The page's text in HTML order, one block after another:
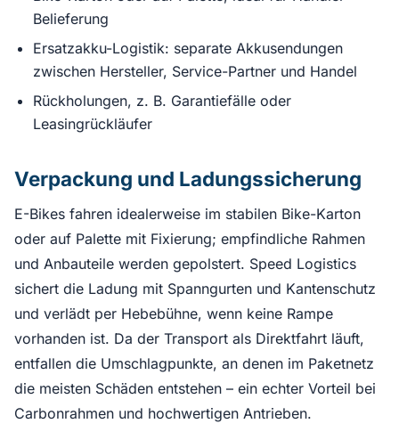
Belieferung
Ersatzakku-Logistik: separate Akkusendungen
zwischen Hersteller, Service-Partner und Handel
Rückholungen, z. B. Garantiefälle oder
Leasingrückläufer
Verpackung und Ladungssicherung
E-Bikes fahren idealerweise im stabilen Bike-Karton
oder auf Palette mit Fixierung; empfindliche Rahmen
und Anbauteile werden gepolstert. Speed Logistics
sichert die Ladung mit Spanngurten und Kantenschutz
und verlädt per Hebebühne, wenn keine Rampe
vorhanden ist. Da der Transport als Direktfahrt läuft,
entfallen die Umschlagpunkte, an denen im Paketnetz
die meisten Schäden entstehen – ein echter Vorteil bei
Carbonrahmen und hochwertigen Antrieben.